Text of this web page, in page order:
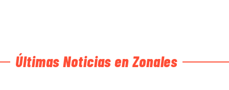
Últimas Noticias en Zonales